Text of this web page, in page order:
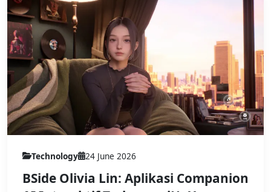
Technology 24 June 2026
BSide Olivia Lin: Aplikasi Companion